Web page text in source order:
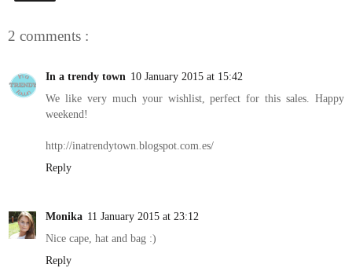
2 comments :
In a trendy town 10 January 2015 at 15:42
We like very much your wishlist, perfect for this sales. Happy
weekend!
http://inatrendytown.blogspot.com.es/
Reply
Monika 11 January 2015 at 23:12
Nice cape, hat and bag :)
Reply